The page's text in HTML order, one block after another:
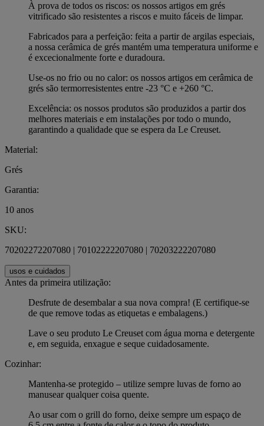
À prova de todos os riscos: os nossos artigos em grés
vitrificado são resistentes a riscos e muito fáceis de limpar.
Fabricados para a perfeição: feita a partir de argilas especiais,
a nossa cerâmica de grés mantém uma temperatura uniforme e
é excecionalmente forte e duradoura.
Use-os no frio ou no calor: os nossos artigos em cerâmica de
grés são termorresistentes entre -23 °C e +260 °C.
Excelência: os nossos produtos são produzidos a partir dos
melhores materiais e em instalações por todo o mundo,
garantindo a qualidade que se espera da Le Creuset.
Material:
Grés
Garantia:
10 anos
SKU:
70202272207080 | 70102222207080 | 70203222207080
usos e cuidados
Antes da primeira utilização:
Desfrute de desembalar a sua nova compra! (E certifique-se
de que remove todas as etiquetas e embalagens.)
Lave o seu produto Le Creuset com água morna e detergente
e, em seguida, enxague e seque cuidadosamente.
Cozinhar:
Mantenha-se protegido – utilize sempre luvas de forno ao
manusear qualquer coisa quente.
Ao usar com o grill do forno, deixe sempre um espaço de